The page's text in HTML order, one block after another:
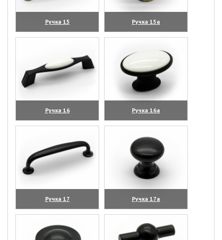
Ручка 15
(увеличить)
Ручка 15а
(увеличить)
Ручка 16
(увеличить)
Ручка 16а
(увеличить)
Ручка 17
(увеличить)
Ручка 17а
(увеличить)